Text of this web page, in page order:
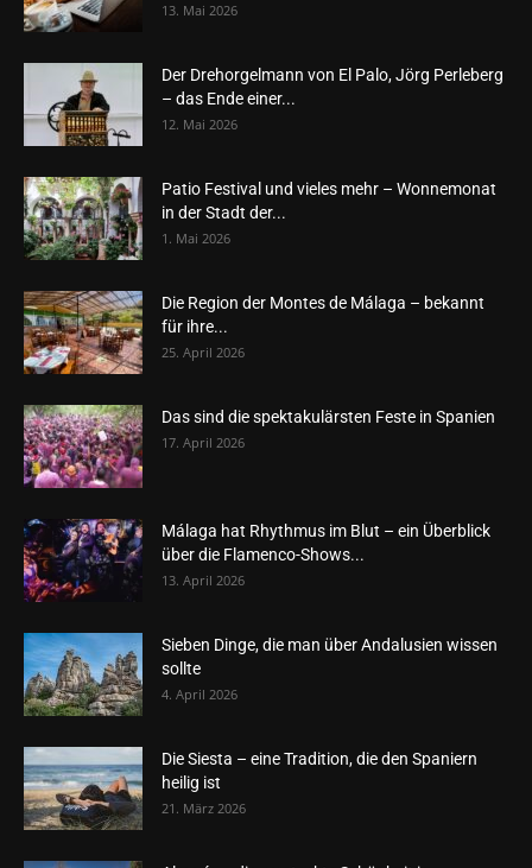
13. Mai 2026
Der Drehorgelmann von El Palo, Jörg Perleberg
– das Ende einer...
12. Mai 2026
Patio Festival und vieles mehr – Wonnemonat
in der Stadt der...
1. Mai 2026
Die Region der Montes de Málaga – bekannt
für ihre...
25. April 2026
Das sind die spektakulärsten Feste in Spanien
17. April 2026
Málaga hat Rhythmus im Blut – ein Überblick
über die Flamenco-Shows...
13. April 2026
Sieben Dinge, die man über Andalusien wissen
sollte
4. April 2026
Die Siesta – eine Tradition, die den Spaniern
heilig ist
21. März 2026